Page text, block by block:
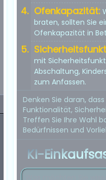
Ofenkapazität:
braten, sollten Sie
Ofenkapazität in
mit
Abschaltung,
zum Anfassen.
Denken Sie daran,
Funktionalität,
Treffen Sie Ihre Wahl
Bedürfnissen und
KI-